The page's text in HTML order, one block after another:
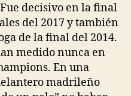
decisivo en la final
del 2017 y también
de la final del 2014.
medido nunca en
En una
madrileño